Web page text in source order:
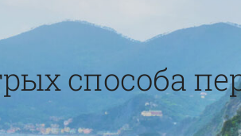
способа